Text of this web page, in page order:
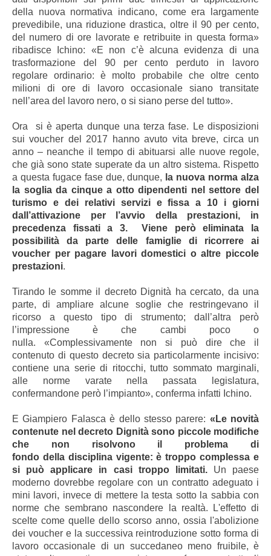
della nuova normativa indicano, come era largamente
prevedibile, una riduzione drastica, oltre il 90 per cento,
del numero di ore lavorate e retribuite in questa forma»
ribadisce Ichino: «E non c’è alcuna evidenza di una
trasformazione del 90 per cento perduto in lavoro
regolare ordinario: è molto probabile che oltre cento
milioni di ore di lavoro occasionale siano transitate
nell’area del lavoro nero, o si siano perse del tutto».
Ora si è aperta dunque una terza fase. Le disposizioni
sui voucher del 2017 hanno avuto vita breve, circa un
anno – neanche il tempo di abituarsi alle nuove regole,
che già sono state superate da un altro sistema. Rispetto
a questa fugace fase due, dunque, la nuova norma alza
la soglia da cinque a otto dipendenti nel settore del
turismo e dei relativi servizi e fissa a 10 i giorni
dall’attivazione per l’avvio della prestazioni, in
precedenza fissati a 3. Viene però eliminata la
possibilità da parte delle famiglie di ricorrere ai
voucher per pagare lavori domestici o altre piccole
prestazioni.
Tirando le somme il decreto Dignità ha cercato, da una
parte, di ampliare alcune soglie che restringevano il
ricorso a questo tipo di strumento; dall’altra però
l’impressione è che cambi poco o
nulla. «Complessivamente non si può dire che il
contenuto di questo decreto sia particolarmente incisivo:
contiene una serie di ritocchi, tutto sommato marginali,
alle norme varate nella passata legislatura,
confermandone però l’impianto», conferma infatti Ichino.
E Giampiero Falasca è dello stesso parere: «Le novità
contenute nel decreto Dignità sono piccole modifiche
che non risolvono il problema di
fondo della disciplina vigente: è troppo complessa e
si può applicare in casi troppo limitati. Un paese
moderno dovrebbe regolare con un contratto adeguato i
mini lavori, invece di mettere la testa sotto la sabbia con
norme che sembrano nascondere la realtà. L'effetto di
scelte come quelle dello scorso anno, ossia l'abolizione
dei voucher e la successiva reintroduzione sotto forma di
lavoro occasionale di un succedaneo meno fruibile, è